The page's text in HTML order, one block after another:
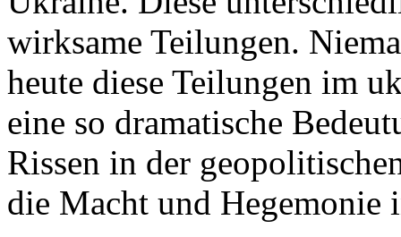
wirksame Teilungen.
heute diese Teilungen im
eine so dramatische
Rissen in der
die Macht und Hegemonie